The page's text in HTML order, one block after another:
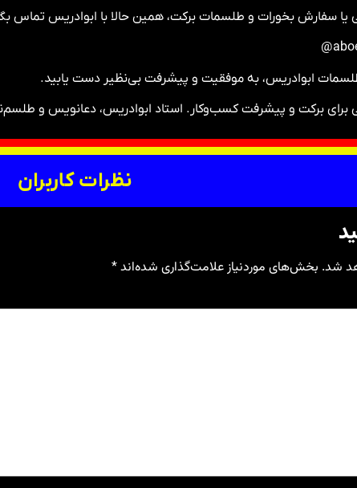
سفارش بخورات و طلسمات برکت، همین حالا با ابوادریس تماس
ابوادریس، به موفقیت و پیشرفت بی‌نظیر دست یابید.
برکت و پیشرفت کسب‌وکار. استاد ابوادریس، دعانویس و
نظرات کاربران
شد. بخش‌های موردنیاز علامت‌گذاری شده‌اند*